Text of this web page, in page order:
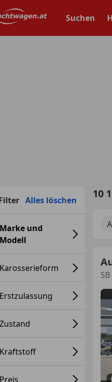
Suchen
Alles löschen
Marke und
Modell
Karosserieform
Erstzulassung
Zustand
Kraftstoff
Preis
10